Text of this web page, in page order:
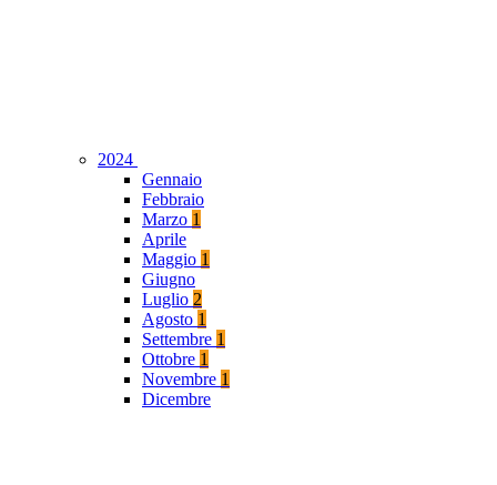
2024
Gennaio
Febbraio
Marzo 1
Aprile
Maggio 1
Giugno
Luglio 2
Agosto 1
Settembre 1
Ottobre 1
Novembre 1
Dicembre